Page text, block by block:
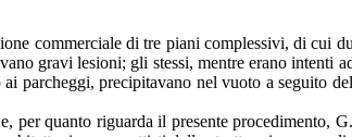
commerciale di tre piani complessivi, di cui
gravi lesioni; gli stessi, mentre erano intenti
parcheggi, precipitavano nel vuoto a seguito
per quanto riguarda il presente procedimento,